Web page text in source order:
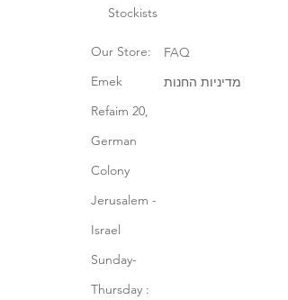
Stockists
Our Store:
Emek
Refaim 20,
German
Colony
Jerusalem -
Israel
Sunday-
Thursday :
FAQ
מדיניות החנות